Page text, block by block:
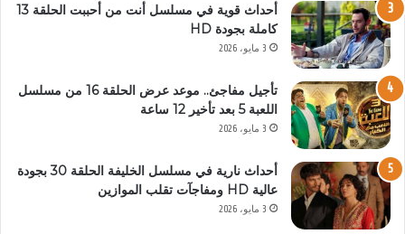
أحداث قوية في مسلسل أنت من أحببت الحلقة 13
كاملة بجودة HD
3 مايو، 2026
تأجيل مفاجئ.. موعد عرض الحلقة 16 من مسلسل
اللعبة 5 بعد تأخير 12 ساعة
3 مايو، 2026
أحداث نارية في مسلسل الخليفة الحلقة 30 بجودة
عالية HD ومفاجآت تقلب الموازين
3 مايو، 2026